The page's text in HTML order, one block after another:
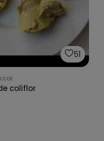
51
kcal
coliflor